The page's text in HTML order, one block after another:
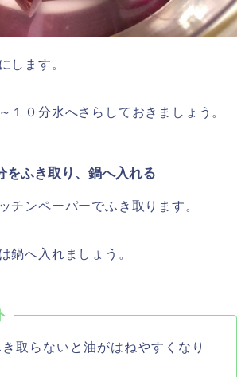
します。
１０分水へさらしておきましょう。
ふき取り、鍋へ入れる
チンペーパーでふき取ります。
鍋へ入れましょう。
取らないと油がはねやすくなり